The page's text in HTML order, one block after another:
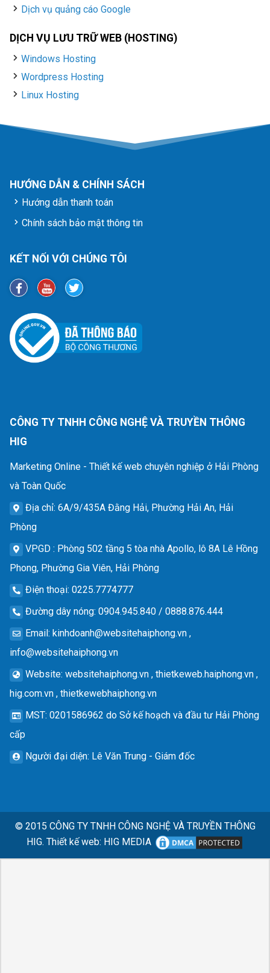
Dịch vụ quảng cáo Google
DỊCH VỤ LƯU TRỮ WEB (HOSTING)
Windows Hosting
Wordpress Hosting
Linux Hosting
HƯỚNG DẪN & CHÍNH SÁCH
Hướng dẫn thanh toán
Chính sách bảo mật thông tin
KẾT NỐI VỚI CHÚNG TÔI
CÔNG TY TNHH CÔNG NGHỆ VÀ TRUYỀN THÔNG
HIG
Marketing Online - Thiết kế web chuyên nghiệp ở Hải Phòng
và Toàn Quốc
Địa chỉ: 6A/9/435A Đằng Hải, Phường Hải An, Hải
Phòng
VPGD : Phòng 502 tầng 5 tòa nhà Apollo, lô 8A Lê Hồng
Phong, Phường Gia Viên, Hải Phòng
Điện thoại: 0225.7774777
Đường dây nóng: 0904.945.840 / 0888.876.444
Email: kinhdoanh@websitehaiphong.vn ,
info@websitehaiphong.vn
Website: websitehaiphong.vn , thietkeweb.haiphong.vn ,
hig.com.vn , thietkewebhaiphong.vn
MST: 0201586962 do Sở kế hoạch và đầu tư Hải Phòng
cấp
Người đại diện: Lê Văn Trung - Giám đốc
© 2015 CÔNG TY TNHH CÔNG NGHỆ VÀ TRUYỀN THÔNG
HIG. Thiết kế web: HIG MEDIA